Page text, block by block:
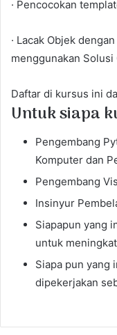
· Pencocokan
· Lacak Objek
menggunakan Solusi
Daftar di kursus ini
Untuk siapa
Pengembang
Komputer dan
Pengembang
Insinyur
Siapapun yang
untuk
Siapa pun yang
dipekerjakan